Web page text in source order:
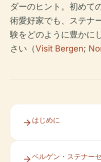
ダーのヒント。初めて
術愛好家でも、ステナ
験をどのように豊かに
さい（Visit Bergen;
はじめに
ベルゲン・ステナー